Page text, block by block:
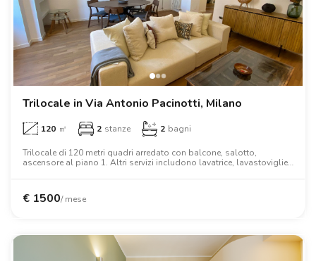
Trilocale in Via Antonio Pacinotti, Milano
120 ㎡ 2 stanze 2 bagni
Trilocale di 120 metri quadri arredato con balcone, salotto,
ascensore al piano 1. Altri servizi includono lavatrice, lavastoviglie,
armadio, scrivania.
€ 1500/ mese